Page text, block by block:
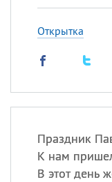
Открытка
Праздник
К нам
В этот день